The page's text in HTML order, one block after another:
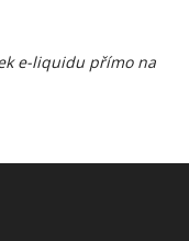
e-liquidu přímo na